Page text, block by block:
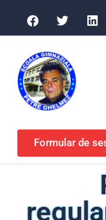
Formular de